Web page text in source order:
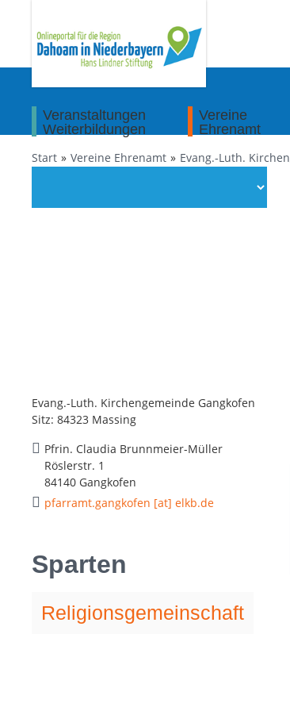
Veranstaltungen
Weiterbildungen
Vereine
Ehrenamt
Start Vereine Ehrenamt Evang.-Luth.
Evang.-Luth. Kirchengemeinde Gangkofen
Sitz: 84323 Massing
Pfrin. Claudia Brunnmeier-Müller
Röslerstr. 1
84140 Gangkofen
pfarramt.gangkofen [at] elkb.de
Sparten
Religionsgemeinschaft